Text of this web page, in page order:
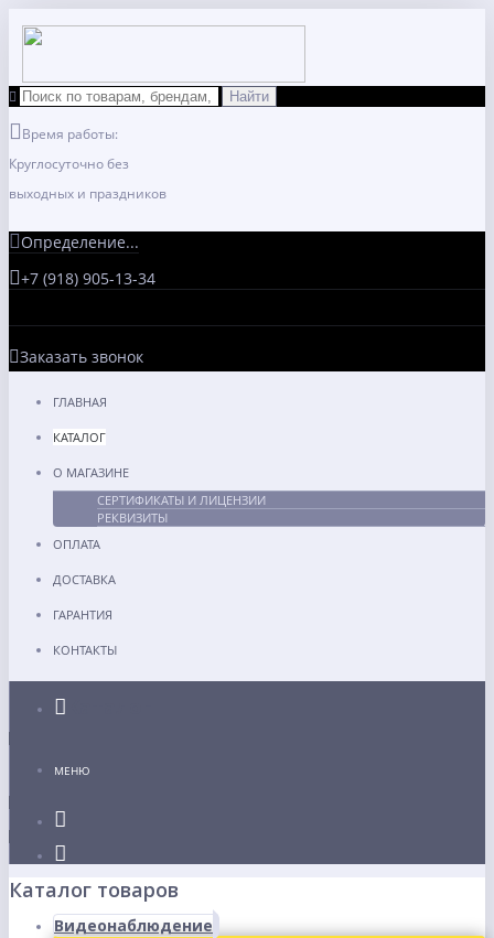
Время работы:
Круглосуточно без
выходных и праздников
Определение...
+7 (918) 905-13-34
Заказать звонок
ГЛАВНАЯ
КАТАЛОГ
О МАГАЗИНЕ
СЕРТИФИКАТЫ И ЛИЦЕНЗИИ
РЕКВИЗИТЫ
ОПЛАТА
ДОСТАВКА
ГАРАНТИЯ
КОНТАКТЫ
МЕНЮ
Каталог товаров
Видеонаблюдение